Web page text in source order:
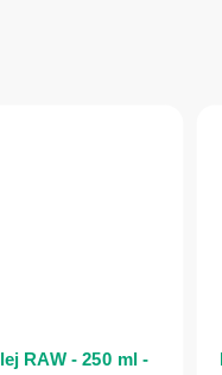
RAW - 250 ml -